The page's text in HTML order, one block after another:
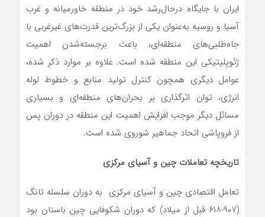
ایران با جایگاه درحال‌رشد خود در منطقه خاورمیانه و غرب
آسیا و روسیه به‌عنوان یکی از بزرگ‌ترین قدرت‌های غیرغربی با
جاه‌طلبی‌های منطقه‌ای، باعث برجسته‌شدن اهمیت
ژئوپلیتیکی این منطقه شده است. علاوه بر موارد ذکر شده،
عوامل دیگری همچون کنترل تولید منابع و خطوط لوله
انرژی، توان اثرگذاری بر بحران‌های منطقه‌ای و بسیاری
مسائل دیگر موجب افزایش اهمیت این منطقه در دوران پس
از فروپاشی اتحاد جماهیر شوروی شده است.
تاریخچه تعاملات چین و آسیای مرکزی
تعامل اقتصادی چین و آسیای مرکزی به دوران سلسله تانگ
(۹۰۷-۶۱۸ قبل از میلاد) که دوران شکوفایی چین باستان بود